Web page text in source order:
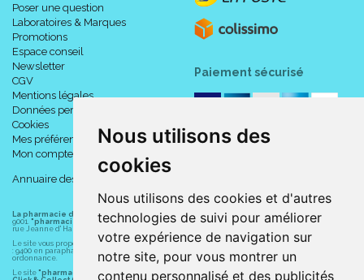
Nous utilisons des
cookies
Nous utilisons des cookies et d'autres
technologies de suivi pour améliorer
votre expérience de navigation sur
notre site, pour vous montrer un
contenu personnalisé et des publicités
Poser une question
Laboratoires & Marques
Promotions
Espace conseil
Newsletter
CGV
Mentions légales
Données personnelles
Cookies
Mes préférences Cookies
Mon compte
Annuaire des pharmacies
Paiement sécurisé
La pharmacie du centre à Albert (80300) est une pharmacie française certifiée ISO
9001. "pharmacie-du-centre-albert.fr "est le site internet de la pharmacie du centre
rue Jeanne d' Harcourt, 80300 Albert.
Le site vous propose un large choix de plus de 11000 références, au prix les plus bas possible
: 9400 en parapharmacie, animaux, orthopédie, matériel médical. 1700 en médicaments sans
ordonnance.
Le site "pharmacie-du-centre-albert.fr" vous propose les service suivants :